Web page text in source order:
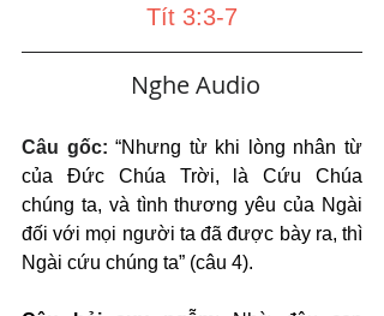
Tít 3:3-7
   Nghe Audio
Câu gốc: “Nhưng từ khi lòng nhân từ
của Đức Chúa Trời, là Cứu Chúa
chúng ta, và tình thương yêu của Ngài
đối với mọi người ta đã được bày ra, thì
Ngài cứu chúng ta” (câu 4).